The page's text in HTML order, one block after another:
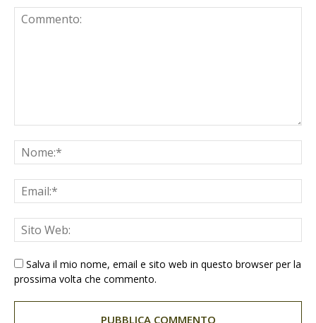
Salva il mio nome, email e sito web in questo browser per la
prossima volta che commento.